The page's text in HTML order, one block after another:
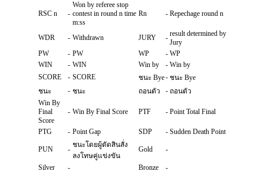
RSC n -
Won by referee stop
contest in round n time
m:ss
Rn - Repechage round n
WDR - Withdrawn JURY - result determined by
Jury
PW
- PW WP - WP
WIN
- WIN Win by - Win by
SCORE
- SCORE ชนะ Bye- ชนะ Bye
ชนะ
- ชนะ ถอนตัว - ถอนตัว
Win By
Final
Score
- Win By Final Score PTF - Point Total Final
PTG - Point Gap SDP - Sudden Death Point
PUN -
ชนะโดยผู้ตัดสินสั่ง
ลงโทษคู่แข่งขัน
Gold -
Silver - Bronze -